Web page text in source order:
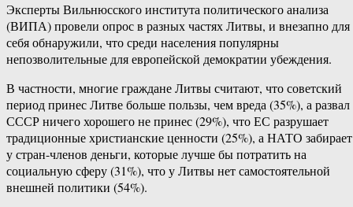
Эксперты Вильнюсского института политического анализа
(ВИПА) провели опрос в разных частях Литвы, и внезапно для
себя обнаружили, что среди населения популярны
непозволительные для европейской демократии убеждения.
В частности, многие граждане Литвы считают, что советский
период принес Литве больше пользы, чем вреда (35%), а развал
СССР ничего хорошего не принес (29%), что ЕС разрушает
традиционные христианские ценности (25%), а НАТО забирает
у стран-членов деньги, которые лучше бы потратить на
социальную сферу (31%), что у Литвы нет самостоятельной
внешней политики (54%).